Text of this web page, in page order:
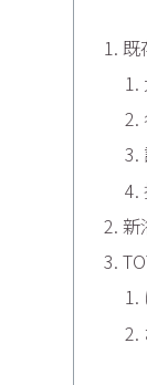
既
新